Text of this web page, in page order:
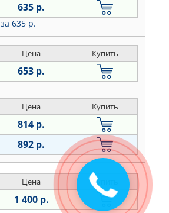
635 р.
за 635 р.
Цена Купить
653 р.
Цена Купить
814 р.
892 р.
Цена Купить
1 400 р.